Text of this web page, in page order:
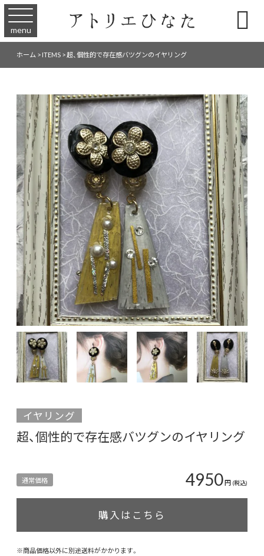
menu 
ホーム>ITEMS>超、個性的で存在感バツグンのイヤリング
イヤリング
超、個性的で存在感バツグンのイヤリング
通常価格 4950円 (税込)
購入はこちら
※商品価格以外に別途送料がかかります。